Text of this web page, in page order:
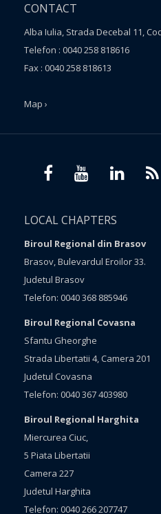
CONTACT
Alba Iulia, Strada Decebal 11,
Telefon : 0040 258 818616
Fax : 0040 258 818613
Map ›
LOCAL CHAPTERS
Biroul Regional din Brasov
Brasov, Bulevardul Eroilor 33.
Judetul Brasov
Telefon: 0040 368 885946
Biroul Regional Covasna
Sfantu Gheorghe
Strada Libertatii 4, Camera 201
Judetul Covasna
Telefon: 0040 367 403980
Biroul Regional Harghita
Miercurea Ciuc,
5 Piata Libertatii
Camera 227
Judetul Harghita
Telefon: 0040 266 207747